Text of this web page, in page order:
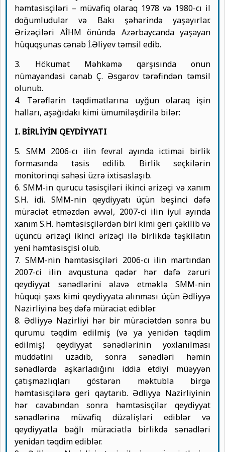
həmtəsisçiləri – müvafiq olaraq 1978 və 1980-cı il
doğumludular və Bakı şəhərində yaşayırlar.
Ərizəçiləri AİHM önündə Azərbaycanda yaşayan
hüquqşunas cənab İ.Əliyev təmsil edib.
3. Hökumət Məhkəmə qarşısında onun
nümayəndəsi cənab Ç. Əsgərov tərəfindən təmsil
olunub.
4. Tərəflərin təqdimatlarına uyğun olaraq işin
halları, aşağıdakı kimi ümumiləşdirilə bilər:
I. BİRLİYİN QEYDİYYATI
5. SMM 2006-cı ilin fevral ayında ictimai birlik
formasında təsis edilib. Birlik seçkilərin
monitorinqi sahəsi üzrə ixtisaslaşıb.
6. SMM-in qurucu təsisçiləri ikinci ərizəçi və xanım
S.H. idi. SMM-nin qeydiyyatı üçün beşinci dəfə
müraciət etməzdən əvvəl, 2007-ci ilin iyul ayında
xanım S.H. həmtəsisçilərdən biri kimi geri çəkilib və
üçüncü ərizəçi ikinci ərizəçi ilə birlikdə təşkilatın
yeni həmtəsisçisi olub.
7. SMM-nin həmtəsisçiləri 2006-cı ilin martından
2007-ci ilin avqustuna qədər hər dəfə zəruri
qeydiyyat sənədlərini əlavə etməklə SMM-nin
hüquqi şəxs kimi qeydiyyata alınması üçün Ədliyyə
Nazirliyinə beş dəfə müraciət ediblər.
8. Ədliyyə Nazirliyi hər bir müraciətdən sonra bu
qurumu təqdim edilmiş (və ya yenidən təqdim
edilmiş) qeydiyyat sənədlərinin yoxlanılması
müddətini uzadıb, sonra sənədləri həmin
sənədlərdə aşkarladığını iddia etdiyi müəyyən
çatışmazlıqları göstərən məktubla birgə
həmtəsisçilərə geri qaytarıb. Ədliyyə Nazirliyinin
hər cavabından sonra həmtəsisçilər qeydiyyat
sənədlərinə müvafiq düzəlişləri ediblər və
qeydiyyatla bağlı müraciətlə birlikdə sənədləri
yenidən təqdim ediblər.